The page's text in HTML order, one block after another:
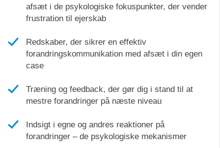
afsæt i de psykologiske fokuspunkter, der vender
frustration til ejerskab
Redskaber, der sikrer en effektiv
forandringskommunikation med afsæt i din egen
case
Træning og feedback, der gør dig i stand til at
mestre forandringer på næste niveau
Indsigt i egne og andres reaktioner på
forandringer – de psykologiske mekanismer